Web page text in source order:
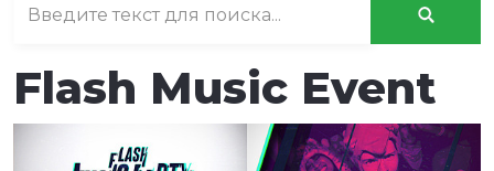
Flash Music Event